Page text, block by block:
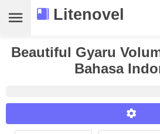
Litenovel
Daftar Novel
Tags
Beautiful Gyaru
Bahasa